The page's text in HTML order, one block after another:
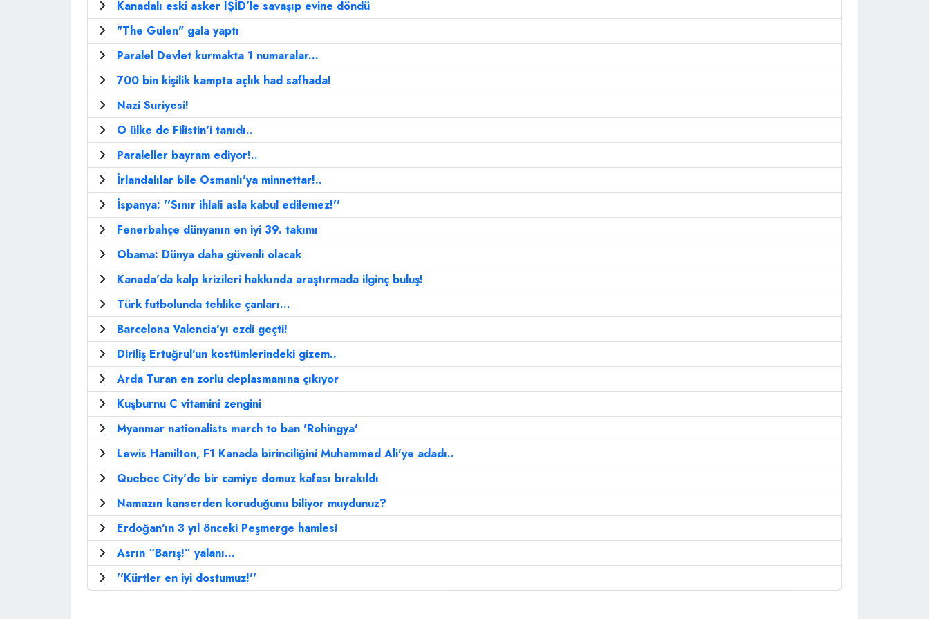
Kanadalı eski asker IŞİD’le savaşıp evine döndü
"The Gulen" gala yaptı
Paralel Devlet kurmakta 1 numaralar...
700 bin kişilik kampta açlık had safhada!
Nazi Suriyesi!
O ülke de Filistin'i tanıdı..
Paraleller bayram ediyor!..
İrlandalılar bile Osmanlı'ya minnettar!..
İspanya: ''Sınır ihlali asla kabul edilemez!''
Fenerbahçe dünyanın en iyi 39. takımı
Obama: Dünya daha güvenli olacak
Kanada'da kalp krizileri hakkında araştırmada ilginç buluş!
Türk futbolunda tehlike çanları...
Barcelona Valencia'yı ezdi geçti!
Diriliş Ertuğrul'un kostümlerindeki gizem..
Arda Turan en zorlu deplasmanına çıkıyor
Kuşburnu C vitamini zengini
Myanmar nationalists march to ban 'Rohingya'
Lewis Hamilton, F1 Kanada birinciliğini Muhammed Ali'ye adadı..
Quebec City'de bir camiye domuz kafası bırakıldı
Namazın kanserden koruduğunu biliyor muydunuz?
Erdoğan'ın 3 yıl önceki Peşmerge hamlesi
Asrın “Barış!” yalanı…
''Kürtler en iyi dostumuz!''